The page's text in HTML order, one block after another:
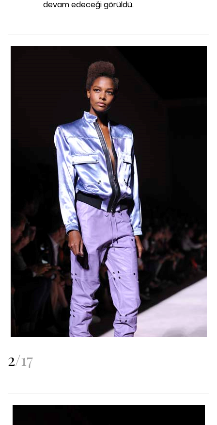
devam edeceği görüldü.
2/17